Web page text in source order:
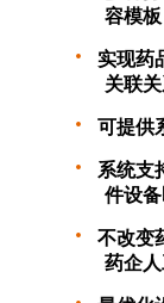
容模板
·
实现药
关联
· 可提供
·
系统支
件设
·
不改变
药企